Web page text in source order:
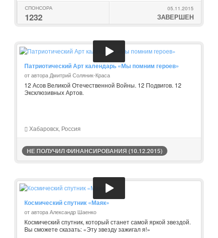
СПОНСОРА
1232
05.11.2015
ЗАВЕРШЕН
Патриотический Арт календарь «Мы помним героев»
от автора Дмитрий Соляник-Краса
12 Асов Великой Отечественной Войны. 12 Подвигов. 12
Эксклюзивных Артов.
Хабаровск, Россия
НЕ ПОЛУЧИЛ ФИНАНСИРОВАНИЯ (10.12.2015)
Космический спутник «Маяк»
от автора Александр Шаенко
Космический спутник, который станет самой яркой звездой.
Вы сможете сказать: «Эту звезду зажигал я!»